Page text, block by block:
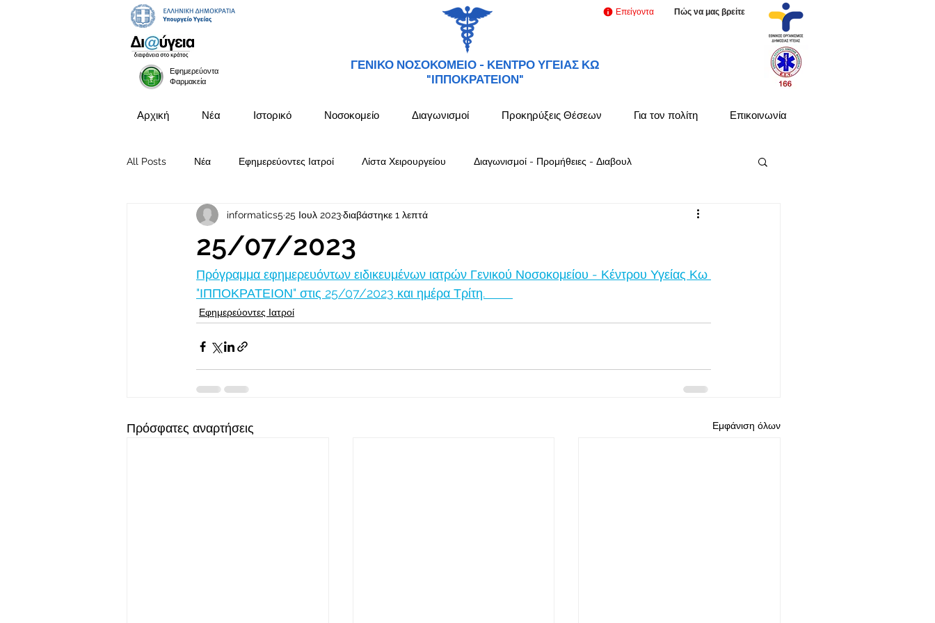
Εφημερεύοντα
Φαρμακεία
ΓΕΝΙΚΟ ΝΟΣΟΚΟΜΕΙΟ - ΚΕΝΤΡΟ ΥΓΕΙΑΣ ΚΩ
"ΙΠΠΟΚΡΑΤΕΙΟΝ"
Επείγοντα Πώς να μας βρείτε
Αρχική Νέα Ιστορικό Νοσοκομείο Διαγωνισμοί Προκηρύξεις Θέσεων Για τον πολίτη Επικοινωνία
All Posts Νέα Εφημερεύοντες Ιατροί Λίστα Χειρουργείου Διαγωνισμοί - Προμήθειες - Διαβουλ
Προκηρύξεις Θέσεων
25/07/2023
informatics5 25 Ιουλ 2023διαβάστηκε 1 λεπτά
Πρόγραμμα εφημερευόντων ειδικευμένων ιατρών Γενικού Νοσοκομείου - Κέντρου Υγείας Κω
"ΙΠΠΟΚΡΑΤΕΙΟΝ" στις 25/07/2023 και ημέρα Τρίτη.
Εφημερεύοντες Ιατροί
Πρόσφατες αναρτήσεις Εμφάνιση όλων